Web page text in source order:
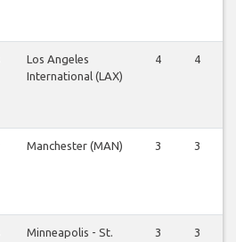
Los Angeles
International (LAX)
4 4
Manchester (MAN) 3 3
Minneapolis - St.
3 3